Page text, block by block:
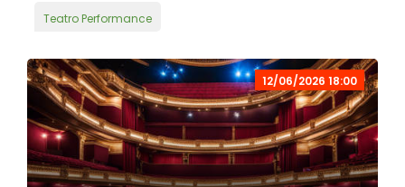
Teatro Performance
12/06/2026 18:00